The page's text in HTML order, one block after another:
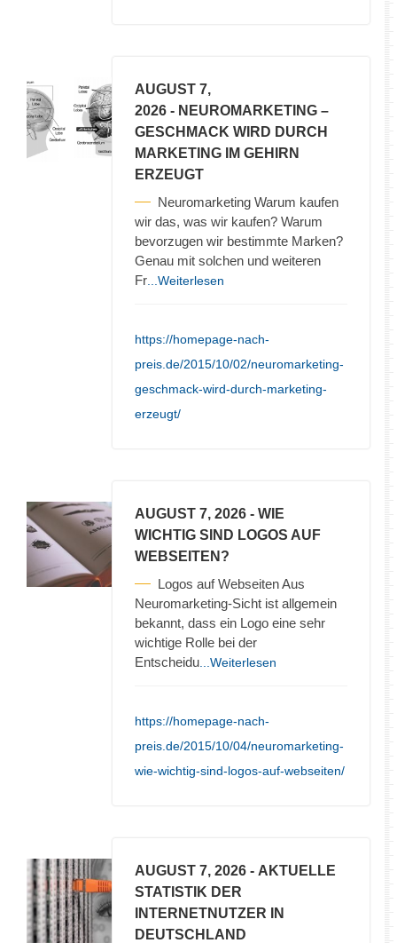
AUGUST 7,
2026 - NEUROMARKETING –
GESCHMACK WIRD DURCH
MARKETING IM GEHIRN
ERZEUGT
Neuromarketing Warum kaufen
wir das, was wir kaufen? Warum
bevorzugen wir bestimmte Marken?
Genau mit solchen und weiteren
Fr ...Weiterlesen
https://homepage-nach-
preis.de/2015/10/02/neuromarketing-
geschmack-wird-durch-marketing-
erzeugt/
AUGUST 7, 2026 - WIE
WICHTIG SIND LOGOS AUF
WEBSEITEN?
Logos auf Webseiten Aus
Neuromarketing-Sicht ist allgemein
bekannt, dass ein Logo eine sehr
wichtige Rolle bei der
Entscheidu ...Weiterlesen
https://homepage-nach-
preis.de/2015/10/04/neuromarketing-
wie-wichtig-sind-logos-auf-webseiten/
AUGUST 7, 2026 - AKTUELLE
STATISTIK DER
INTERNETNUTZER IN
DEUTSCHLAND